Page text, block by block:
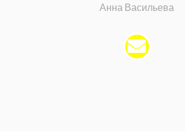
Анна Васильева